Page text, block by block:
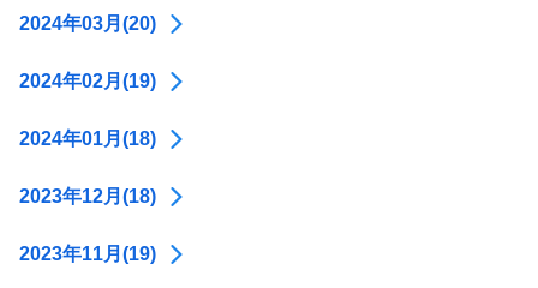
2024年03月(20)
2024年02月(19)
2024年01月(18)
2023年12月(18)
2023年11月(19)